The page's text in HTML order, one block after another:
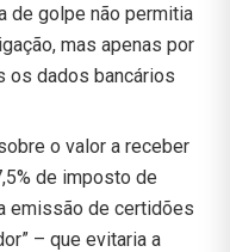
de golpe não permitia
mas apenas por
os dados bancários
o valor a receber
de imposto de
emissão de certidões
– que evitaria a